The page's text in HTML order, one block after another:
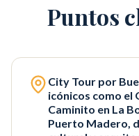
Puntos
City Tour por
icónicos como el
Caminito en La
Puerto Madero,